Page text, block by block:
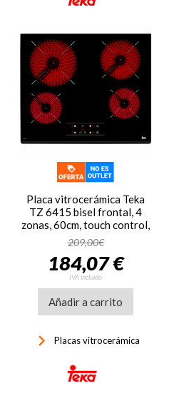
Placa vitrocerámica Teka
TZ 6415 bisel frontal, 4
zonas, 60cm, touch control,
programador, función golpe
de cocción, Ref: 40239040,
cristal negro
209,00€
184,07 €
IVA incluido
Añadir a carrito
keyboard_arrow_right Placas vitrocerámica